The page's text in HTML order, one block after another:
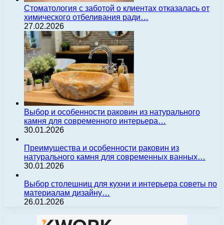
Стоматология с заботой о клиентах отказалась от
химического отбеливания ради…
27.02.2026
Выбор и особенности раковин из натурального
камня для современного интерьера…
30.01.2026
Преимущества и особенности раковин из
натурального камня для современных ванных…
30.01.2026
Выбор столешниц для кухни и интерьера советы по
материалам дизайну…
26.01.2026